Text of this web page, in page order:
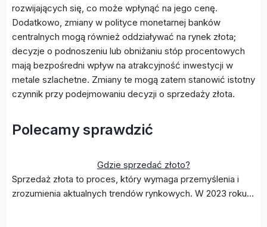
rozwijających się, co może wpłynąć na jego cenę.
Dodatkowo, zmiany w polityce monetarnej banków
centralnych mogą również oddziaływać na rynek złota;
decyzje o podnoszeniu lub obniżaniu stóp procentowych
mają bezpośredni wpływ na atrakcyjność inwestycji w
metale szlachetne. Zmiany te mogą zatem stanowić istotny
czynnik przy podejmowaniu decyzji o sprzedaży złota.
Polecamy sprawdzić
Gdzie sprzedać złoto?
Sprzedaż złota to proces, który wymaga przemyślenia i
zrozumienia aktualnych trendów rynkowych. W 2023 roku…